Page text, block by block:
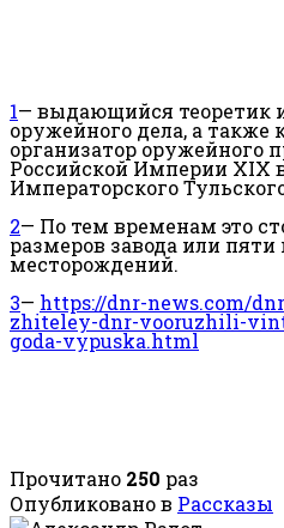
1— выдающийся теоретик
оружейного дела, а
организатор оружейного
Российской Империи XIX
Императорского
2— По тем временам это
размеров завода или
месторождений.
3— https://dnr-news.com/
zhiteley-dnr-vooruzhili-
goda-vypuska.html
Прочитано 250 раз
Опубликовано в Рассказы